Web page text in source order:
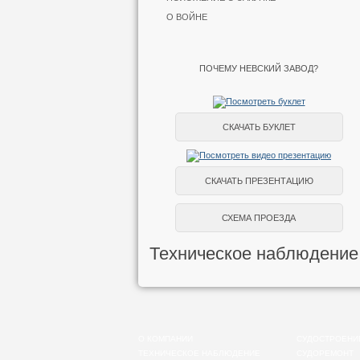
О ВОЙНЕ
ПОЧЕМУ НЕВСКИЙ ЗАВОД?
СКАЧАТЬ БУКЛЕТ
СКАЧАТЬ ПРЕЗЕНТАЦИЮ
СХЕМА ПРОЕЗДА
Техническое наблюдение